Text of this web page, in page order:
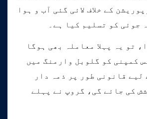
کے خلاف لائی گئی آب و ہوا
جوئی کو تسلیم کیا ہے۔
تو یہ پہلا معاملہ بھی ہوگا
کمپنی کو گلوبل وارمنگ میں
لیے قانونی طور پر ذمہ دار
کی جائے گی، گروپ نے پہلے